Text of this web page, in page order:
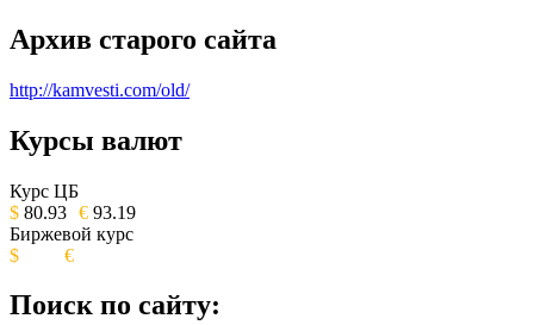
Архив старого сайта
http://kamvesti.com/old/
ОБЩЕСТВЕННО-ПОЛИТИЧЕСКОЕ
ИЗДАНИЕ КАМЧАТСКОГО КРАЯ.
Курсы валют
Курс ЦБ
$ 80.93 € 93.19
Биржевой курс
$
€
Поиск по сайту: